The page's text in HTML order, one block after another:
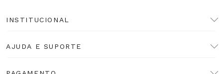
INSTITUCIONAL
AJUDA E SUPORTE